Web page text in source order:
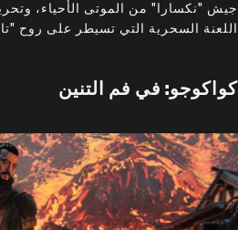
جيش "نكسارا" من الموتى الأحياء،
اللعنة السحرية التي تسيطر على روح
كواكوجو: في فم التنين